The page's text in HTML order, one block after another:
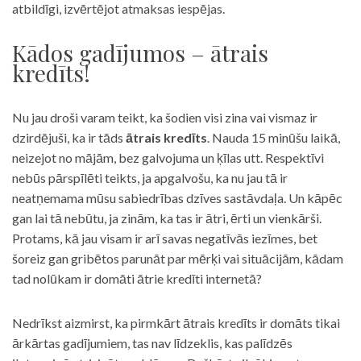
atbildīgi, izvērtējot atmaksas iespējas.
Kādos gadījumos – ātrais
kredīts!
Nu jau droši varam teikt, ka šodien visi zina vai vismaz ir
dzirdējuši, ka ir tāds ātrais kredīts. Nauda 15 minūšu laikā,
neizejot no mājām, bez galvojuma un ķīlas utt. Respektīvi
nebūs pārspīlēti teikts, ja apgalvošu, ka nu jau tā ir
neatņemama mūsu sabiedrības dzīves sastāvdaļa. Un kāpēc
gan lai tā nebūtu, ja zinām, ka tas ir ātri, ērti un vienkārši.
Protams, kā jau visam ir arī savas negatīvās iezīmes, bet
šoreiz gan gribētos parunāt par mērķi vai situācijām, kādam
tad nolūkam ir domāti ātrie kredīti internetā?
Nedrīkst aizmirst, ka pirmkārt ātrais kredīts ir domāts tikai
ārkārtas gadījumiem, tas nav līdzeklis, kas palīdzēs